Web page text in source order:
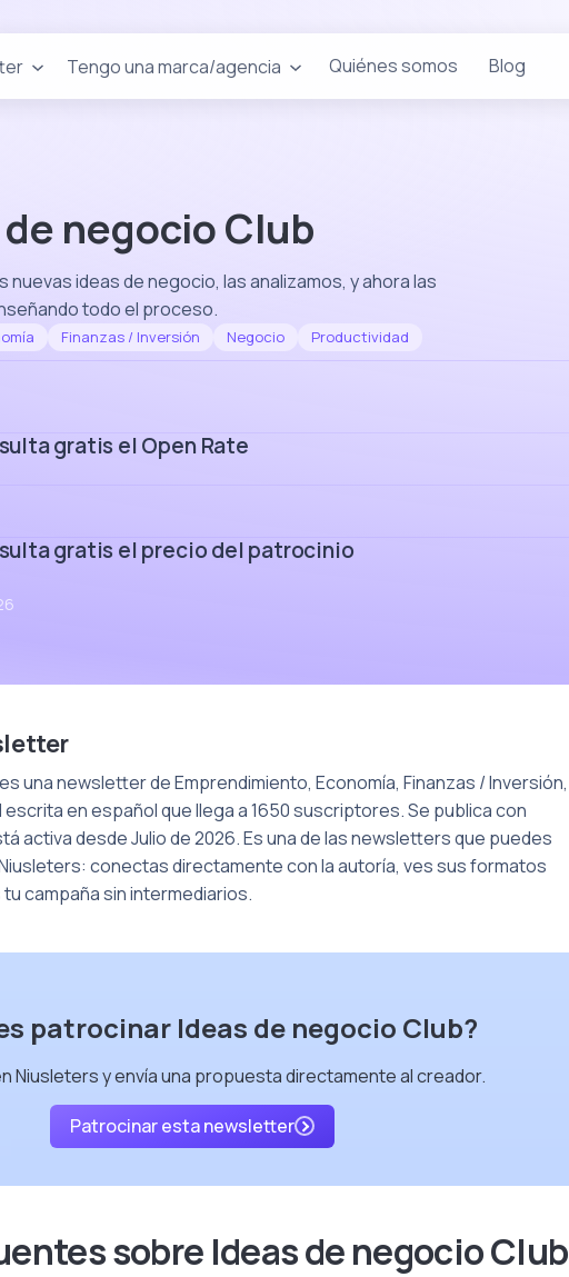
Tengo una marca/agencia Quiénes somos Blog
negocio Club
nuevas ideas de negocio, las analizamos, y ahora las
todo el proceso.
Finanzas / Inversión Negocio Productividad
gratis el Open Rate
gratis el precio del patrocinio
una newsletter de Emprendimiento, Economía, Finanzas / Inversión,
en español que llega a 1650 suscriptores. Se publica con
activa desde Julio de 2026. Es una de las newsletters que puedes
conectas directamente con la autoría, ves sus formatos
campaña sin intermediarios.
patrocinar Ideas de negocio Club?
Niusleters y envía una propuesta directamente al creador.
Patrocinar esta newsletter
sobre Ideas de negocio Club